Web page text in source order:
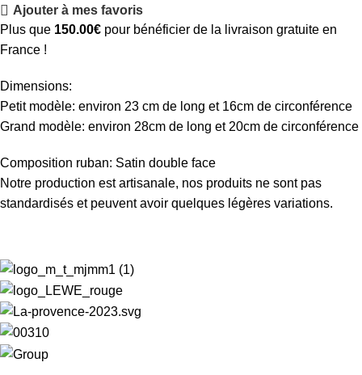
Ajouter à mes favoris
Plus que 150.00€ pour bénéficier de la livraison gratuite en
France !
Dimensions:
Petit modèle: environ 23 cm de long et 16cm de circonférence
Grand modèle: environ 28cm de long et 20cm de circonférence
Composition ruban: Satin double face
Notre production est artisanale, nos produits ne sont pas
standardisés et peuvent avoir quelques légères variations.